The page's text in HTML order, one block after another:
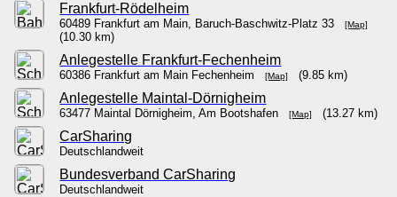
Frankfurt-Rödelheim
60489 Frankfurt am Main, Baruch-Baschwitz-Platz 33[Map]
(10.30 km)
Anlegestelle Frankfurt-Fechenheim
60386 Frankfurt am Main Fechenheim[Map] (9.85 km)
Anlegestelle Maintal-Dörnigheim
63477 Maintal Dörnigheim, Am Bootshafen[Map] (13.27 km)
CarSharing
Deutschlandweit
Bundesverband CarSharing
Deutschlandweit